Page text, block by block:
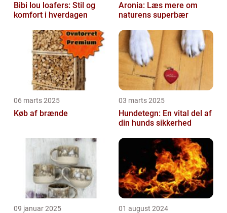
Bibi lou loafers: Stil og
komfort i hverdagen
Aronia: Læs mere om
naturens superbær
06 marts 2025
Køb af brænde
03 marts 2025
Hundetegn: En vital del af
din hunds sikkerhed
09 januar 2025 01 august 2024